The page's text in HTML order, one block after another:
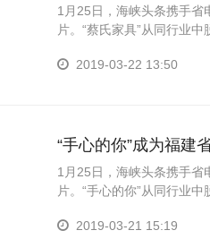
1月25日，海峡头条携手省
片。“蔡氏家具”从同行业
2019-03-22 13:50
“手心的你”成为福建
1月25日，海峡头条携手省
片。“手心的你”从同行业
2019-03-21 15:19